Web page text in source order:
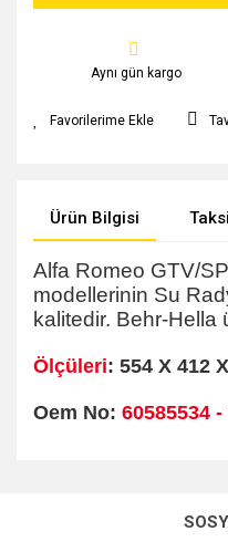
Aynı gün kargo
Ürün Bilgisi
Alfa Romeo GTV/
modellerinin Su
kalitedir. Behr-Hella
Ölçüleri: 554 X 412
Oem No: 60585534
kullanarak tarafımıza
Görüş ve önerileriniz için